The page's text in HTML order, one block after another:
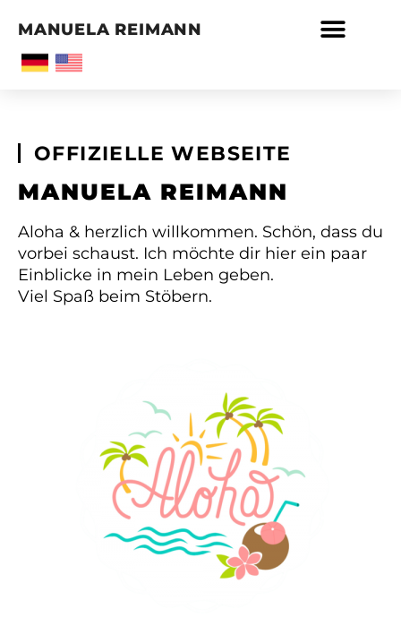
MANUELA REIMANN
OFFIZIELLE WEBSEITE
MANUELA REIMANN
Aloha & herzlich willkommen. Schön, dass du
vorbei schaust. Ich möchte dir hier ein paar
Einblicke in mein Leben geben.
Viel Spaß beim Stöbern.